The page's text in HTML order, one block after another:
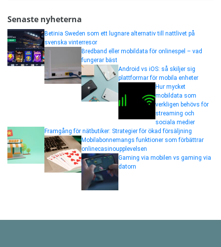
Senaste nyheterna
Betinia Sweden som ett lugnare alternativ till nattlivet på
svenska vinterresor
Bredband eller mobildata för onlinespel – vad
fungerar bäst
Android vs iOS: så skiljer sig
plattformar för mobila enheter
Hur mycket
mobildata som
verkligen behövs för
streaming och
sociala medier
Framgång för nätbutiker: Strategier för ökad försäljning
Mobilabonnemangs funktioner som förbättrar
onlinecasinoupplevelsen
Gaming via mobilen vs gaming via
datorn